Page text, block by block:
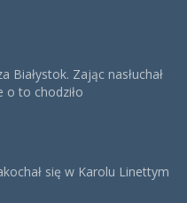
Białystok. Zając nasłuchał
o to chodziło
się w Karolu Linettym